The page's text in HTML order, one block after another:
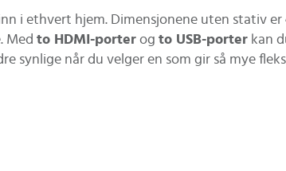
i ethvert hjem. Dimensjonene uten stativ er
Med to HDMI-porter og to USB-porter kan
synlige når du velger en som gir så mye